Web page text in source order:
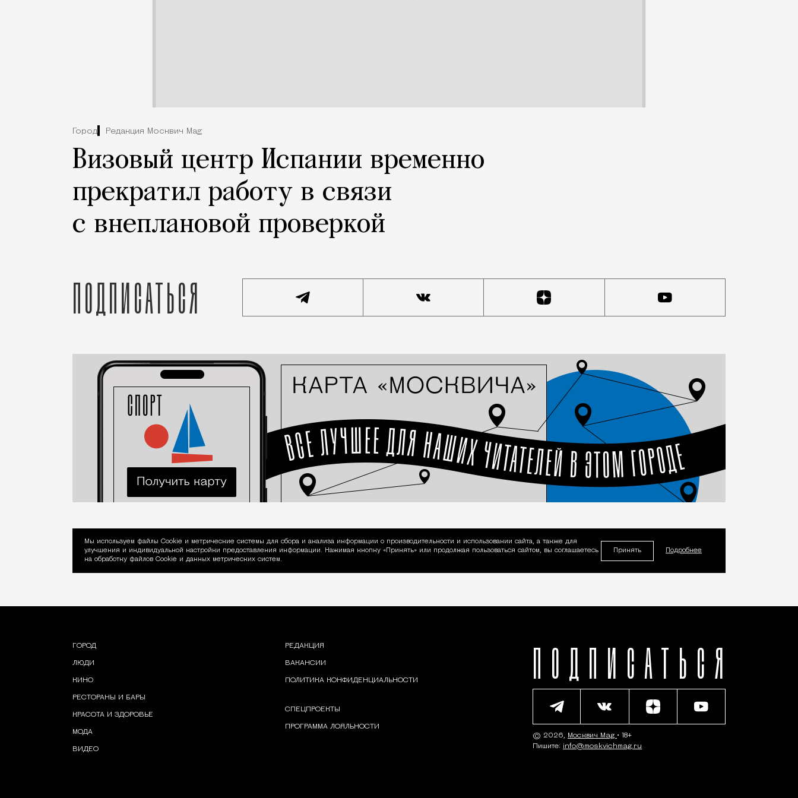
Город Редакция Москвич Mag
Визовый центр Испании временно
прекратил работу в связи
с внеплановой проверкой
Подписаться
Уведомление об использовании Cookie
Мы используем файлы Сookie и метрические системы для сбора и анализа информации о производительности и использовании сайта, а также для
улучшения и индивидуальной настройки предоставления информации. Нажимая кнопку «Принять» или продолжая пользоваться сайтом, вы соглашаетесь
на обработку файлов Cookie и данных метрических систем.
Принять Подробнее
ГОРОД
ЛЮДИ
КИНО
РЕСТОРАНЫ И БАРЫ
КРАСОТА И ЗДОРОВЬЕ
МОДА
ВИДЕО
РЕДАКЦИЯ
ВАКАНСИИ
ПОЛИТИКА КОНФИДЕНЦИАЛЬНОСТИ
СПЕЦПРОЕКТЫ
ПРОГРАММА ЛОЯЛЬНОСТИ
ПОДПИСАТЬСЯ
© 2026, Москвич Mag • 18+
Пишите: info@moskvichmag.ru